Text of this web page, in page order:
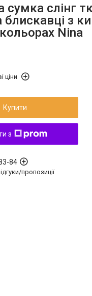
сумка слінг
блискавці з
Nina
ціни
Купити
з
84
пропозиції